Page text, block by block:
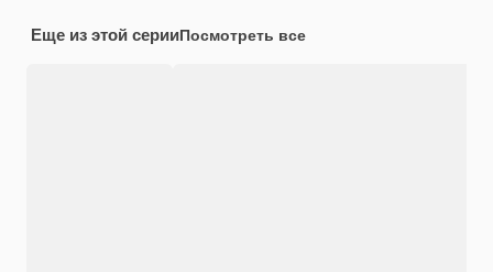
Еще из этой серииПосмотреть все